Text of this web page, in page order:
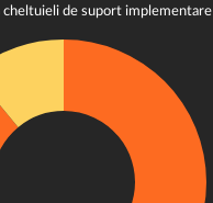
cheltuieli de suport implementare